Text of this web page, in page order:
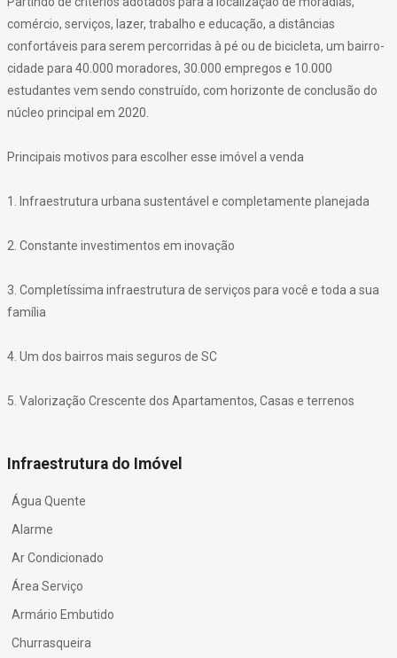
comércio, serviços, lazer, trabalho e educação, a distâncias
confortáveis para serem percorridas à pé ou de bicicleta, um bairro-
cidade para 40.000 moradores, 30.000 empregos e 10.000
estudantes vem sendo construído, com horizonte de conclusão do
núcleo principal em 2020.
Principais motivos para escolher esse imóvel a venda
1. Infraestrutura urbana sustentável e completamente planejada
2. Constante investimentos em inovação
3. Completíssima infraestrutura de serviços para você e toda a sua
família
4. Um dos bairros mais seguros de SC
5. Valorização Crescente dos Apartamentos, Casas e terrenos
Infraestrutura do Imóvel
Água Quente
Alarme
Ar Condicionado
Área Serviço
Armário Embutido
Churrasqueira